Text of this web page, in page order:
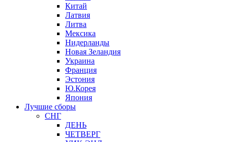
Китай
Латвия
Литва
Мексика
Нидерланды
Новая Зеландия
Украина
Франция
Эстония
Ю.Корея
Япония
Лучшие сборы
СНГ
ДЕНЬ
ЧЕТВЕРГ